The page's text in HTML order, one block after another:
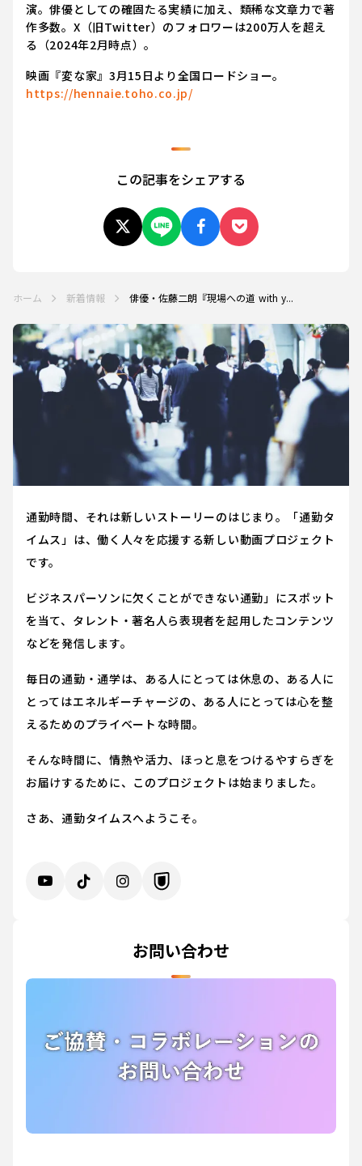
演。俳優としての確固たる実績に加え、類稀な文章力で著
作多数。X（旧Twitter）のフォロワーは200万人を超え
る（2024年2月時点）。
映画『変な家』3月15日より全国ロードショー。
https://hennaie.toho.co.jp/
この記事をシェアする
ホーム 新着情報 俳優・佐藤二朗『現場への道 with y...
通勤時間、それは新しいストーリーのはじまり。「通勤タ
イムス」は、働く人々を応援する新しい動画プロジェクト
です。
ビジネスパーソンに欠くことができない通勤」にスポット
を当て、タレント・著名人ら表現者を起用したコンテンツ
などを発信します。
毎日の通勤・通学は、ある人にとっては休息の、ある人に
とってはエネルギーチャージの、ある人にとっては心を整
えるためのプライベートな時間。
そんな時間に、情熱や活力、ほっと息をつけるやすらぎを
お届けするために、このプロジェクトは始まりました。
さあ、通勤タイムスへようこそ。
お問い合わせ